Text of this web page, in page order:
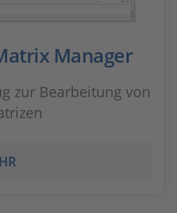
Manager
zur Bearbeitung von